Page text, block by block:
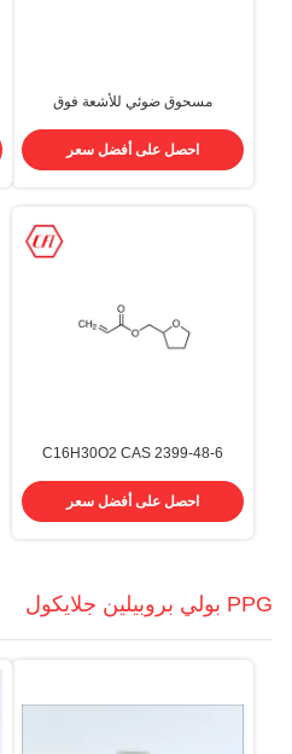
مسحوق ضوئي للأشعة فوق
2،2-Dimethoxy-2-
Phenylacetophenone 24650-42-8
احصل على أفضل سعر
C16H30O2 CAS 2399-48-6
نقاء THFA مونومر
احصل على أفضل سعر
PPG بولي بروبيلين جلايكول